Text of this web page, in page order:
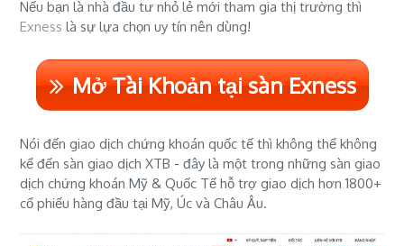
Nếu bạn là nhà đầu tư nhỏ lẻ mới tham gia thị trường thì
Exness là sự lựa chọn uy tín nên dùng!
Mở Tài Khoản tại sàn Exness
Nói đến giao dịch chứng khoán quốc tế thì không thể không
kể đến sàn giao dịch XTB - đây là một trong những sàn giao
dịch chứng khoán Mỹ & Quốc Tế hỗ trợ giao dịch hơn 1800+
cổ phiếu hàng đầu tại Mỹ, Úc và Châu Âu.